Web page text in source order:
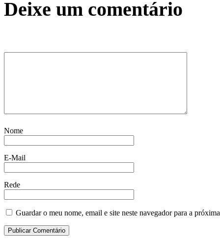
Deixe um comentário
Nome
E-Mail
Rede
Guardar o meu nome, email e site neste navegador para a